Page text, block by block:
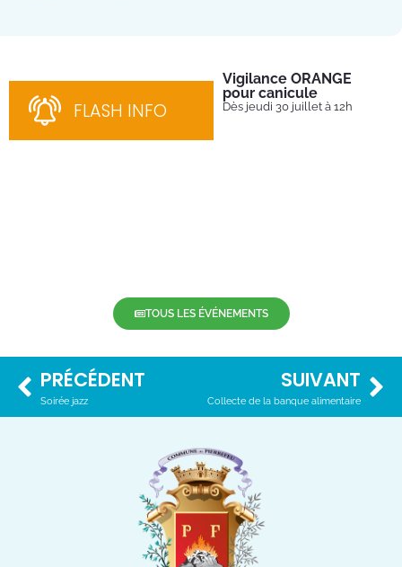
FLASH INFO
Vigilance ORANGE
pour canicule
Dès jeudi 30 juillet à 12h
TOUS LES ÉVÉNEMENTS
PRÉCÉDENT
Soirée jazz
SUIVANT
Collecte de la banque alimentaire